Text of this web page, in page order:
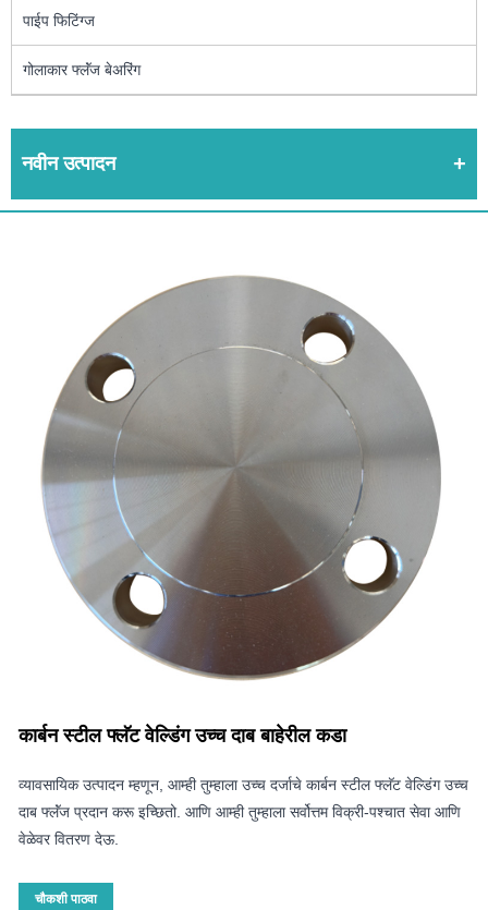
पाईप फिटिंग्ज
गोलाकार फ्लॅंज बेअरिंग
नवीन उत्पादन
कार्बन स्टील फ्लॅट वेल्डिंग उच्च दाब बाहेरील कडा
व्यावसायिक उत्पादन म्हणून, आम्ही तुम्हाला उच्च दर्जाचे कार्बन स्टील फ्लॅट वेल्डिंग उच्च
दाब फ्लॅंज प्रदान करू इच्छितो. आणि आम्ही तुम्हाला सर्वोत्तम विक्री-पश्चात सेवा आणि
वेळेवर वितरण देऊ.
चौकशी पाठवा